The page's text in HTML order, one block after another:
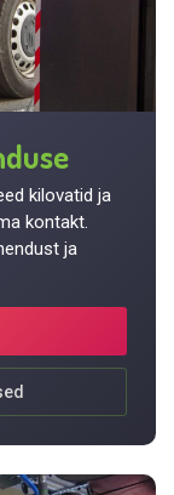
kilovatid ja
kontakt.
ja